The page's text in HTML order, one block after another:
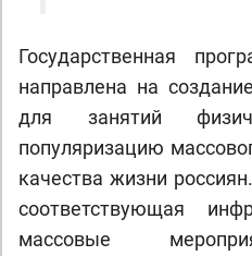
Государственная
направлена на
для занятий
популяризацию
качества жизни
соответствующая
массовые